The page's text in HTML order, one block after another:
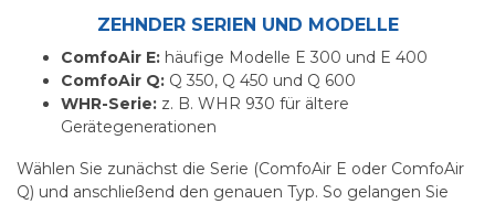
ZEHNDER SERIEN UND MODELLE
ComfoAir E: häufige Modelle E 300 und E 400
ComfoAir Q: Q 350, Q 450 und Q 600
WHR-Serie: z. B. WHR 930 für ältere
Gerätegenerationen
Wählen Sie zunächst die Serie (ComfoAir E oder ComfoAir
Q) und anschließend den genauen Typ. So gelangen Sie